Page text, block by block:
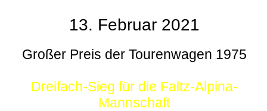
13. Februar 2021
Großer Preis der Tourenwagen 1975
Dreifach-Sieg für die Faltz-Alpina-
Mannschaft